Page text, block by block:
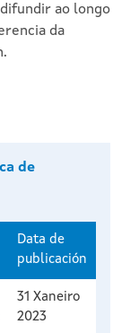
ao longo
da
de
Data de
publicación
31 Xaneiro
2023